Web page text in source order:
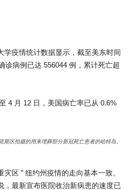
学疫情统计数据显示，截至美东时间
诊病例已达 556044 例，累计死亡超
4 月 12 日，美国病亡率已从 0.6%
斯区拍摄的用来埋葬部分新冠死亡患者的哈特岛。
区 ” 纽约州疫情的走向基本一致。
，最新宣布医院收治新病患的速度已